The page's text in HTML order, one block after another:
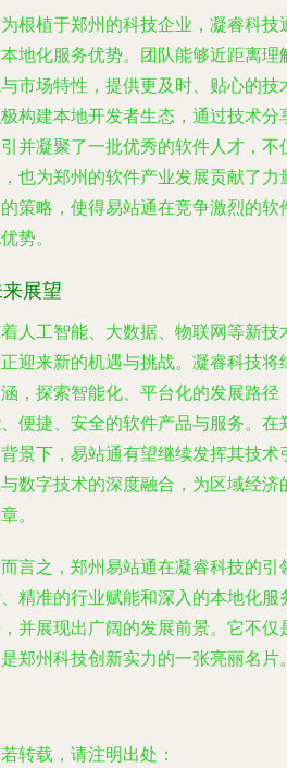
根植于郑州的科技企业，凝睿科
地化服务优势。团队能够近距离
市场特性，提供更及时、贴心的
构建本地开发者生态，通过技术
并凝聚了一批优秀的软件人才，
也为郑州的软件产业发展贡献了
策略，使得易站通在竞争激烈的
势。
展望
人工智能、大数据、物联网等新
迎来新的机遇与挑战。凝睿科技
，探索智能化、平台化的发展路
便捷、安全的软件产品与服务。
景下，易站通有望继续发挥其技
数字技术的深度融合，为区域经
。
言之，郑州易站通在凝睿科技的
精准的行业赋能和深入的本地化服
并展现出广阔的发展前景。它不
郑州科技创新实力的一张亮丽名片。
转载，请注明出处：